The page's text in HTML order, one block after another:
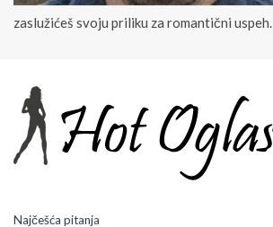
zaslužićeš svoju priliku za romantični uspeh.
Najčešća pitanja